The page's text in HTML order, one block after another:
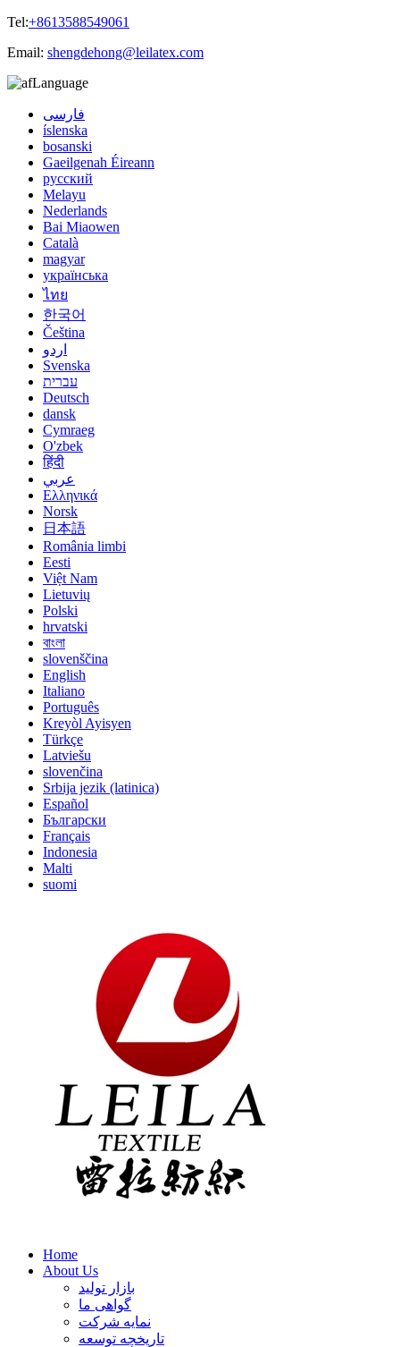
Tel:+8613588549061
Email: shengdehong@leilatex.com
Language
فارسی
íslenska
bosanski
Gaeilgenah Éireann
русский
Melayu
Nederlands
Bai Miaowen
Català
magyar
українська
ไทย
한국어
Čeština
اردو
Svenska
עברית
Deutsch
dansk
Cymraeg
O'zbek
हिंदी
عربي
Ελληνικά
Norsk
日本語
România limbi
Eesti
Việt Nam
Lietuvių
Polski
hrvatski
বাংলা
slovenščina
English
Italiano
Português
Kreyòl Ayisyen
Türkçe
Latviešu
slovenčina
Srbija jezik (latinica)
Español
Български
Français
Indonesia
Malti
suomi
Home
About Us
بازار تولید
گواهی ما
نمایه شرکت
تاریخچه توسعه